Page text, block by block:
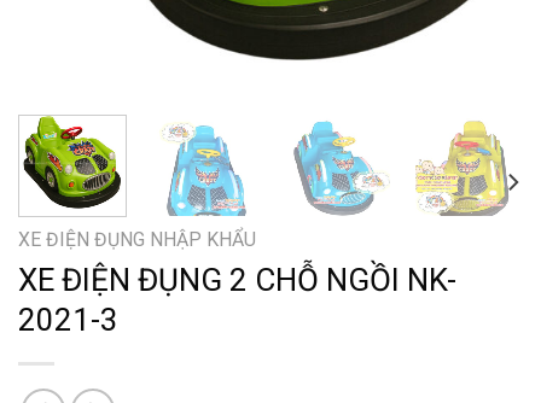
XE ĐIỆN ĐỤNG NHẬP KHẨU
XE ĐIỆN ĐỤNG 2 CHỖ NGỒI NK-
2021-3